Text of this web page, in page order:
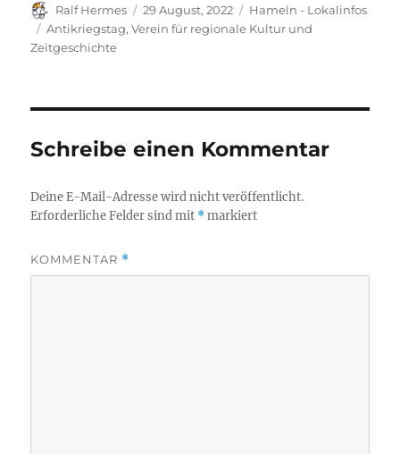
Autor
Ralf Hermes
Veröffentlicht
am
29 August, 2022 Kategorien
Hameln - Lokalinfos
Schlagwörter
Antikriegstag,Verein für regionale Kultur und
Zeitgeschichte
Schreibe einen Kommentar
Deine E-Mail-Adresse wird nicht veröffentlicht.
Erforderliche Felder sind mit *markiert
KOMMENTAR *